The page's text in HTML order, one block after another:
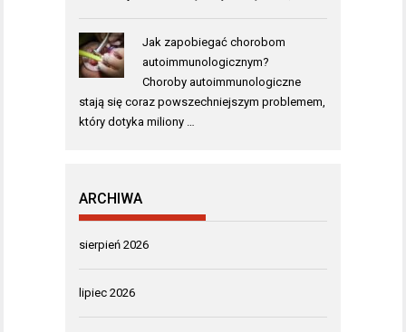
Jak zapobiegać chorobom
autoimmunologicznym?
Choroby autoimmunologiczne
stają się coraz powszechniejszym problemem,
który dotyka miliony …
ARCHIWA
sierpień 2026
lipiec 2026